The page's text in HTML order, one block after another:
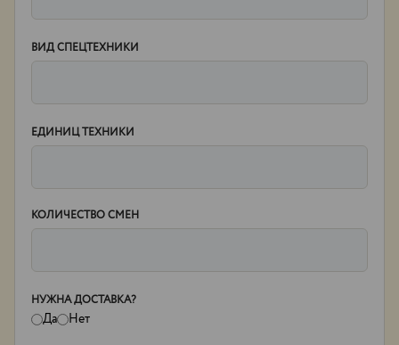
ВИД СПЕЦТЕХНИКИ
ЕДИНИЦ ТЕХНИКИ
КОЛИЧЕСТВО СМЕН
НУЖНА ДОСТАВКА?
Да Нет